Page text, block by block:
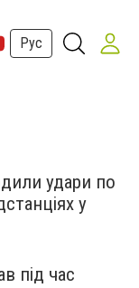
Рус
удари по
у
під час